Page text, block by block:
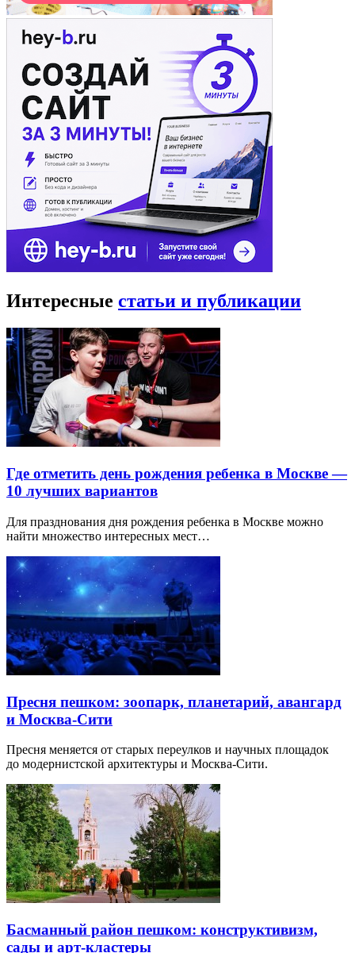
Интересные статьи и публикации
Где отметить день рождения ребенка в Москве —
10 лучших вариантов
Для празднования дня рождения ребенка в Москве можно
найти множество интересных мест…
Пресня пешком: зоопарк, планетарий, авангард
и Москва-Сити
Пресня меняется от старых переулков и научных площадок
до модернистской архитектуры и Москва-Сити.
Басманный район пешком: конструктивизм,
сады и арт-кластеры